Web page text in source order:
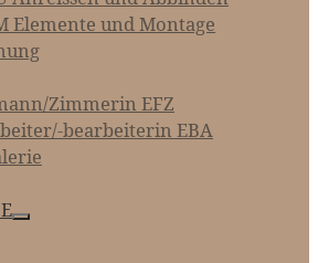
Elemente und Montage
Zimmerin EFZ
bearbeiterin EBA